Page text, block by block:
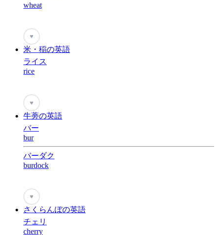
wheat
♥
米・稲の英語
ライス
rice
♥
牛蒡の英語
バー
bur
バーダク
burdock
♥
さくらんぼの英語
チェリ
cherry